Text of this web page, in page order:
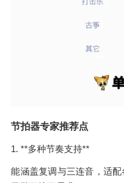
节拍器专家推荐点
1. **多种节奏支持**
能涵盖复调与三连音，适